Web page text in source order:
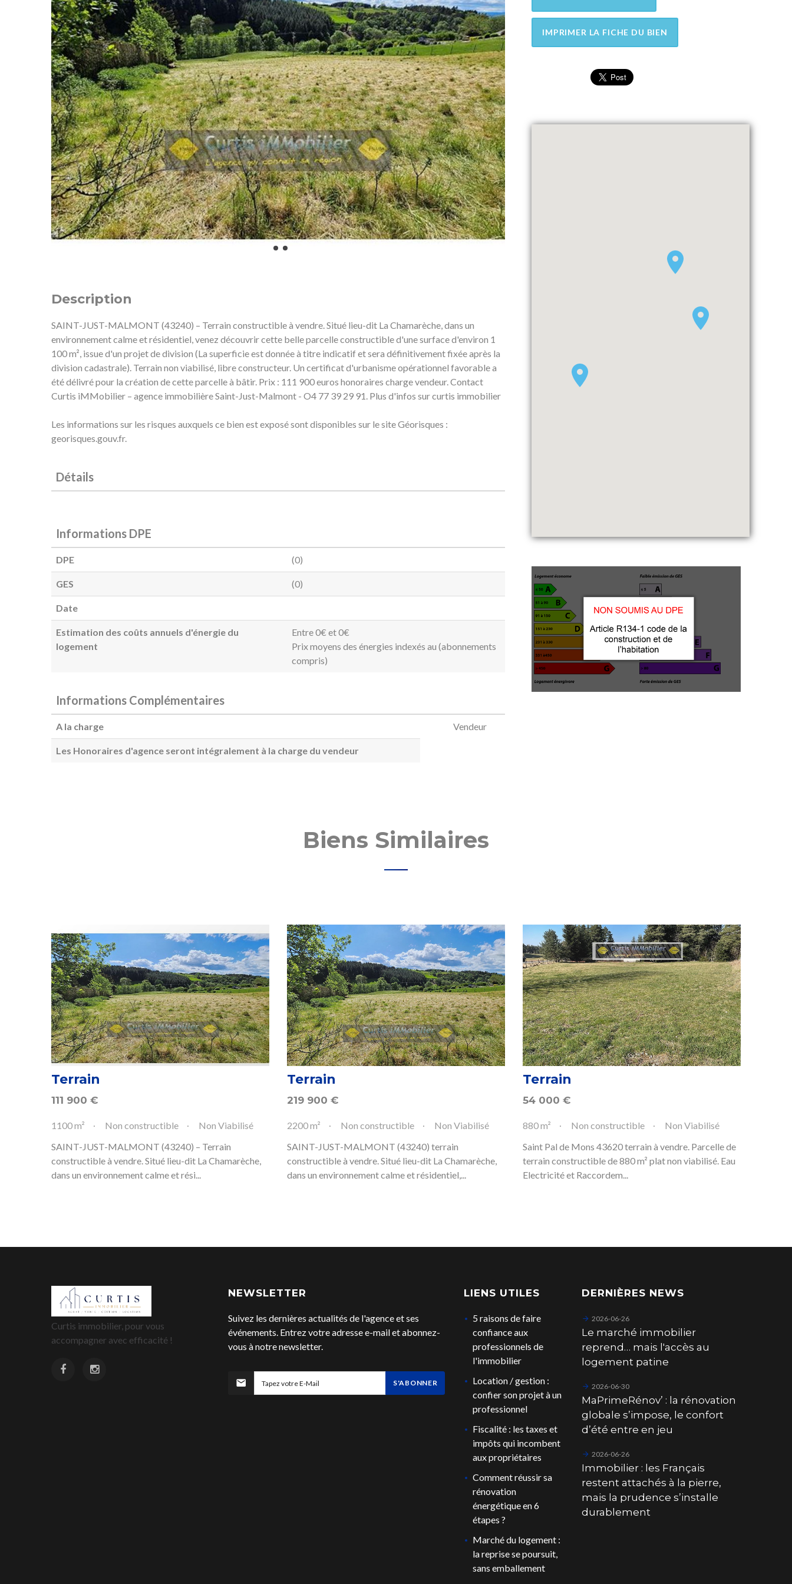
Description
SAINT-JUST-MALMONT (43240) – Terrain constructible à vendre. Situé lieu-dit La Chamarèche, dans un
environnement calme et résidentiel, venez découvrir cette belle parcelle constructible d'une surface d'environ 1
100 m², issue d'un projet de division (La superficie est donnée à titre indicatif et sera définitivement fixée après la
division cadastrale). Terrain non viabilisé, libre constructeur. Un certificat d'urbanisme opérationnel favorable a
été délivré pour la création de cette parcelle à bâtir. Prix : 111 900 euros honoraires charge vendeur. Contact
Curtis iMMobilier – agence immobilière Saint-Just-Malmont - O4 77 39 29 91. Plus d'infos sur curtis immobilier
Les informations sur les risques auxquels ce bien est exposé sont disponibles sur le site Géorisques :
georisques.gouv.fr.
Détails
Informations DPE
DPE (0)
GES (0)
Date
Estimation des coûts annuels d'énergie du
logement
Entre 0€ et 0€
Prix moyens des énergies indexés au (abonnements
compris)
Informations Complémentaires
A la charge Vendeur
Les Honoraires d'agence seront intégralement à la charge du vendeur
IMPRIMER LA FICHE DU BIEN
Biens Similaires
Terrain
111 900 €
1100 m² Non constructible
Non Viabilisé
SAINT-JUST-MALMONT (43240) – Terrain
constructible à vendre. Situé lieu-dit La Chamarèche,
dans un environnement calme et rési...
Terrain
219 900 €
2200 m² Non constructible
Non Viabilisé
SAINT-JUST-MALMONT (43240) terrain
constructible à vendre. Situé lieu-dit La Chamarèche,
dans un environnement calme et résidentiel,...
Terrain
54 000 €
880 m² Non constructible
Non Viabilisé
Saint Pal de Mons 43620 terrain à vendre. Parcelle de
terrain constructible de 880 m² plat non viabilisé. Eau
Electricité et Raccordem...
DERNIÈRES NEWS
2026-06-26
Le marché immobilier
reprend… mais l'accès au
logement patine
2026-06-30
MaPrimeRénov’ : la rénovation
globale s’impose, le confort
d’été entre en jeu
2026-06-26
Immobilier : les Français
restent attachés à la pierre,
mais la prudence s’installe
durablement
LIENS UTILES
5 raisons de faire
confiance aux
professionnels de
l'immobilier
Location / gestion :
confier son projet à un
professionnel
Fiscalité : les taxes et
impôts qui incombent
aux propriétaires
Comment réussir sa
rénovation
énergétique en 6
étapes ?
Marché du logement :
la reprise se poursuit,
sans emballement
NEWSLETTER
Suivez les dernières actualités de l'agence et ses
événements. Entrez votre adresse e-mail et abonnez-
vous à notre newsletter.
S'ABONNER
Curtis immobilier, pour vous
accompagner avec efficacité !